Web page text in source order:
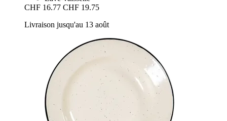
CHF 16.77 CHF 19.75
Livraison jusqu'au 13 août